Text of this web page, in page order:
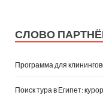
СЛОВО
Программа для
Поиск тура в Египет: